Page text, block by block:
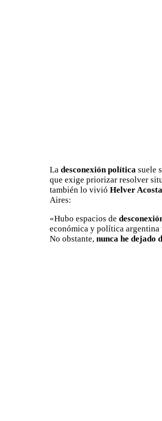
La desconexión política suele
que exige priorizar resolver
también lo vivió Helver
Aires:
«Hubo espacios de
económica y política argentina
No obstante, nunca he dejado